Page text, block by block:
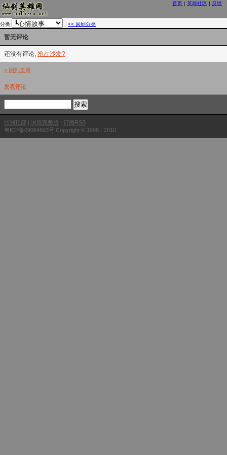
首页 | 英雄社区 | 反馈
分类 << 回到分类
暂无评论
还没有评论, 抢占沙发?
< 回到文章
发表评论
回到顶部 | 浏览完整版 | 订阅RSS
粤ICP备09064863号 Copyright © 1998 - 2010